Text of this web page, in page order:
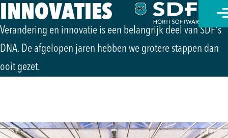
INNOVATIES
Verandering en innovatie is een belangrijk deel van SDF's
DNA. De afgelopen jaren hebben we grotere stappen dan
ooit gezet.